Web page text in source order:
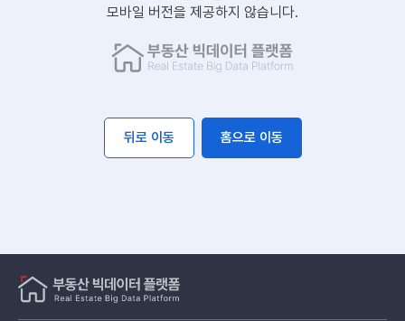
모바일 버전을 제공하지 않습니다.
뒤로 이동 홈으로 이동